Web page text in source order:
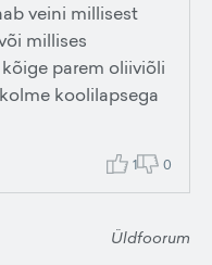
veini millisest
millises
parem oliiviõli
koolilapsega
1 0
Üldfoorum